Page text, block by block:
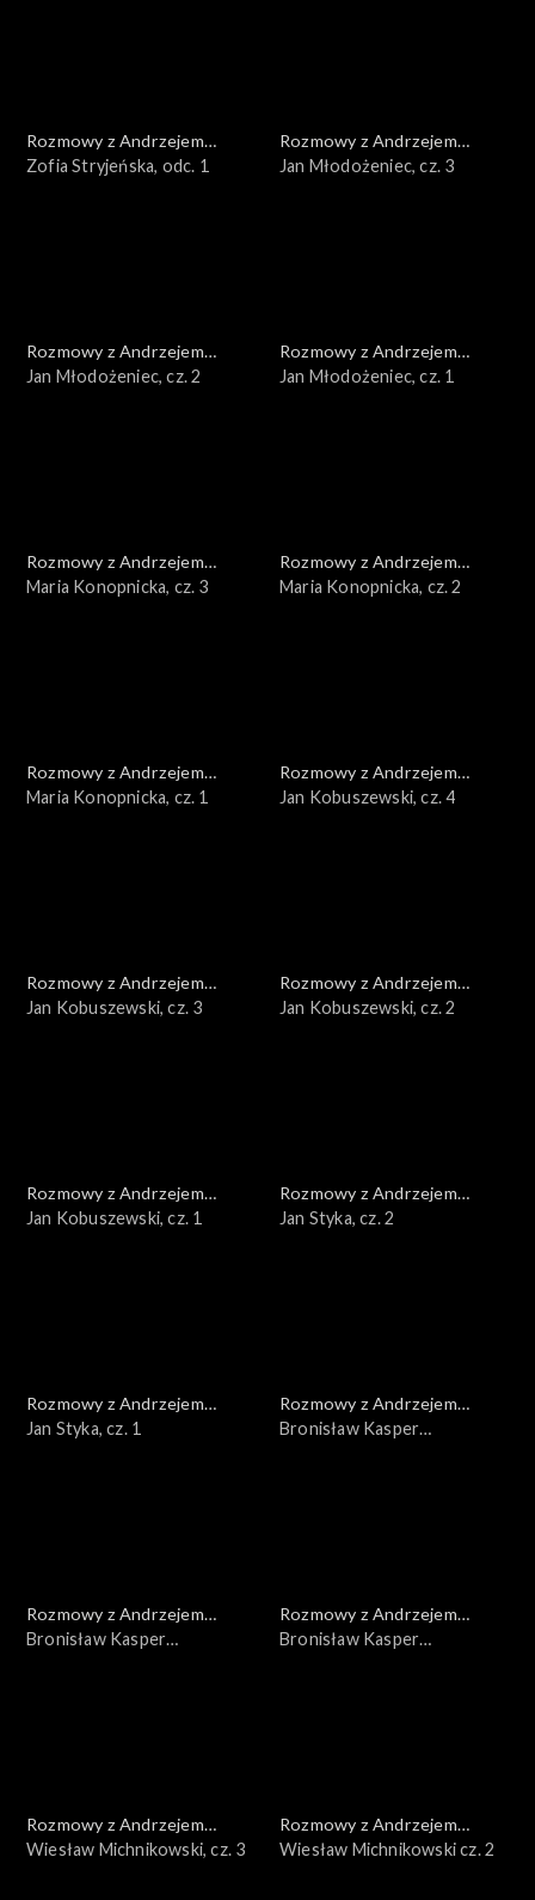
Rozmowy z Andrzejem
Doboszem
Zofia Stryjeńska, odc. 1
Rozmowy z Andrzejem
Doboszem
Jan Młodożeniec, cz. 3
Rozmowy z Andrzejem
Doboszem
Jan Młodożeniec, cz. 2
Rozmowy z Andrzejem
Doboszem
Jan Młodożeniec, cz. 1
Rozmowy z Andrzejem
Doboszem
Maria Konopnicka, cz. 3
Rozmowy z Andrzejem
Doboszem
Maria Konopnicka, cz. 2
Rozmowy z Andrzejem
Doboszem
Maria Konopnicka, cz. 1
Rozmowy z Andrzejem
Doboszem
Jan Kobuszewski, cz. 4
Rozmowy z Andrzejem
Doboszem
Jan Kobuszewski, cz. 3
Rozmowy z Andrzejem
Doboszem
Jan Kobuszewski, cz. 2
Rozmowy z Andrzejem
Doboszem
Jan Kobuszewski, cz. 1
Rozmowy z Andrzejem
Doboszem
Jan Styka, cz. 2
Rozmowy z Andrzejem
Doboszem
Jan Styka, cz. 1
Rozmowy z Andrzejem
Doboszem
Bronisław Kasper
Rozmowy z Andrzejem
Doboszem
Bronisław Kasper
Rozmowy z Andrzejem
Doboszem
Bronisław Kasper
Rozmowy z Andrzejem
Doboszem
Wiesław Michnikowski, cz. 3
Rozmowy z Andrzejem
Doboszem
Wiesław Michnikowski cz. 2